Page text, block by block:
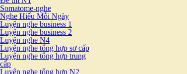
Somatome-nghe
Nghe Hiểu Mỗi Ngày
Luyện nghe business 1
Luyện nghe business 2
Luyện nghe N4
Luyện nghe tổng hợp sơ cấp
Luyện nghe tổng hợp trung
cấp
Luyện nghe tổng hợp N2